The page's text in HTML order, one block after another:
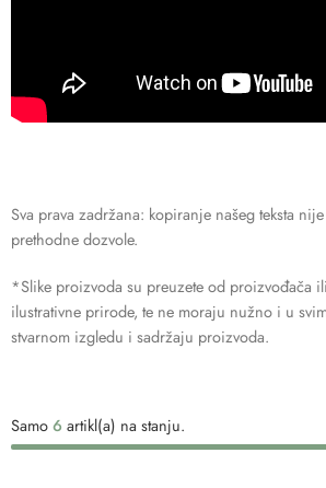
Sva prava zadržana: kopiranje našeg teksta
prethodne dozvole.
*Slike proizvoda su preuzete od proizvođača
ilustrativne prirode, te ne moraju nužno i u
stvarnom izgledu i sadržaju proizvoda.
Samo6 artikl(a) na stanju.